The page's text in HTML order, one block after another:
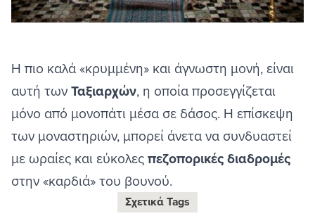
Η πιο καλά «κρυμμένη» και άγνωστη μονή, είναι
αυτή τωνΤαξιαρχών, η οποία προσεγγίζεται
μόνο από μονοπάτι μέσα σε δάσος. Η επίσκεψη
των μοναστηριών, μπορεί άνετα να συνδυαστεί
με ωραίες και εύκολεςπεζοπορικές διαδρομές
στην «καρδιά» του βουνού.
Σχετικά Tags